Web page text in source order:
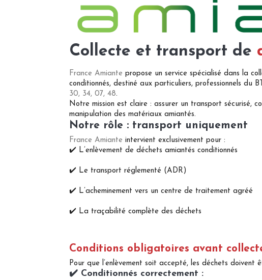
Collecte et transport de
France Amiante propose un service spécialisé dans la
conditionnés, destiné aux particuliers, professionnels du
30, 34, 07, 48.
Notre mission est claire : assurer un transport sécurisé,
manipulation des matériaux amiantés.
Notre rôle : transport uniquement
France Amiante intervient exclusivement pour :
✔️ L’enlèvement de déchets amiantés conditionnés
✔️ Le transport réglementé (ADR)
✔️ L’acheminement vers un centre de traitement agréé
✔️ La traçabilité complète des déchets
Conditions obligatoires avant
Pour que l’enlèvement soit accepté, les déchets doivent
✔️ Conditionnés correctement :